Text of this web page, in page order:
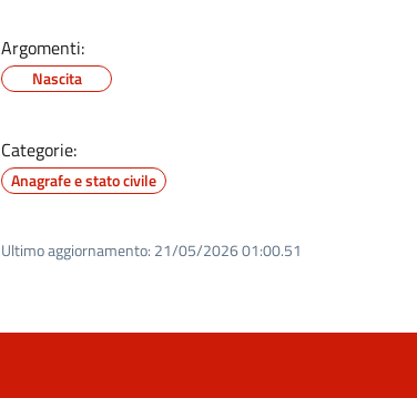
Argomenti:
Nascita
Categorie:
Anagrafe e stato civile
Ultimo aggiornamento: 21/05/2026 01:00.51